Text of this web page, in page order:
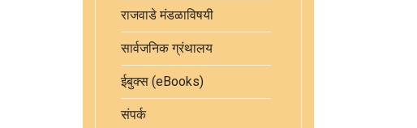
राजवाडे मंडळाविषयी
सार्वजनिक ग्रंथालय
ईबुक्स (eBooks)
संपर्क